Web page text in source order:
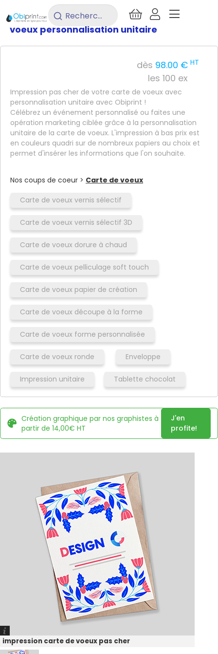
Rechercher
un
/ Imprimerie / Carterie / Carte de
voeux personnalisation unitaire
dès 98.00 € HT
les 100 ex
Impression pas cher de votre carte de voeux avec
personnalisation unitaire avec Obiprint !
Célébrez un événement personnalisé ou faites une
opération marketing ciblée grâce à la personnalisation
unitaire de la carte de voeux. L'impression à bas prix est
en couleurs quadri sur de nombreux papiers au choix et
permet d'insérer les informations que l'on souhaite.
Nos coups de coeur > Carte de voeux
Carte de voeux vernis sélectif
Carte de voeux vernis sélectif 3D
Carte de voeux dorure à chaud
Carte de voeux pelliculage soft touch
Carte de voeux papier de création
Carte de voeux découpe à la forme
Carte de voeux forme personnalisée
Carte de voeux ronde Enveloppe
Impression unitaire Tablette chocolat
Création graphique par nos graphistes à
partir de 14,00€ HT
J'en
profite!
impression carte de voeux pas cher